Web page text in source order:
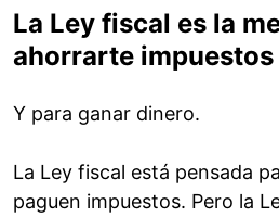
La Ley fiscal es la
ahorrarte impuestos
Y para ganar dinero.
La Ley fiscal está pensada
paguen impuestos. Pero la